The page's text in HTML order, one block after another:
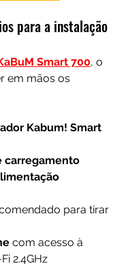
para a instalação
Smart 700, o
em mãos os
Kabum! Smart
carregamento
para tirar
com acesso à
2.4GHz